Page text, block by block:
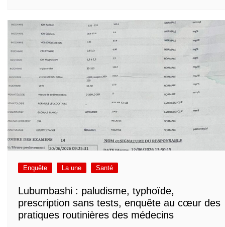
Enquête La une Santé
Lubumbashi : paludisme, typhoïde,
prescription sans tests, enquête au cœur des
pratiques routinières des médecins